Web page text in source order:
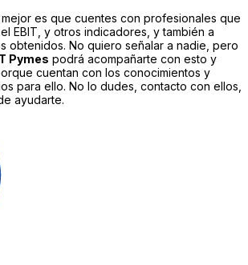
es que cuentes con profesionales que
EBIT, y otros indicadores, y también a
obtenidos. No quiero señalar a nadie, pero
Pymes podrá acompañarte con esto y
cuentan con los conocimientos y
para ello. No lo dudes, contacto con ellos,
ayudarte.